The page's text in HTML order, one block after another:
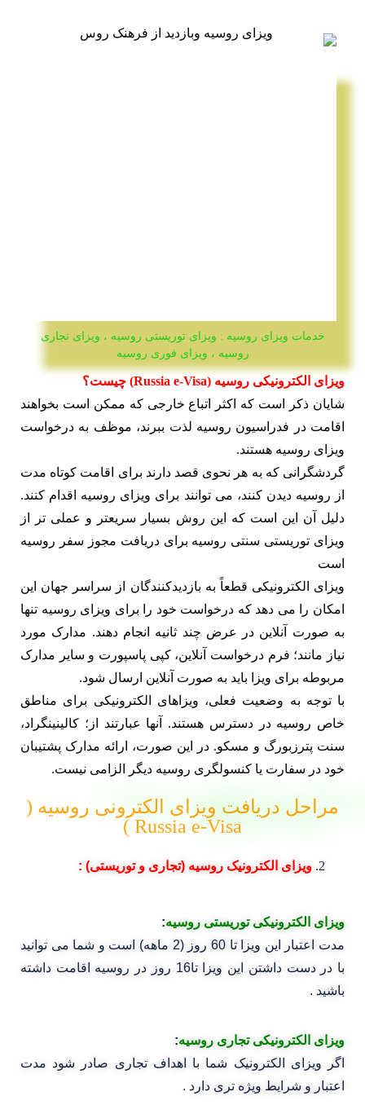
خدمات ویزای روسیه : ویزای توریستی روسیه ، ویزای تجاری
روسیه ، ویزای فوری روسیه
ویزای الکترونیکی روسیه (Russia e-Visa) چیست؟
شایان ذکر است که اکثر اتباع خارجی که ممکن است بخواهند
اقامت در فدراسیون روسیه لذت ببرند، موظف به درخواست
ویزای روسیه هستند.
گردشگرانی که به هر نحوی قصد دارند برای اقامت کوتاه مدت
از روسیه دیدن کنند، می توانند برای ویزای روسیه اقدام کنند.
دلیل آن این است که این روش بسیار سریعتر و عملی تر از
ویزای توریستی سنتی روسیه برای دریافت مجوز سفر روسیه
است
ویزای الکترونیکی قطعاً به بازدیدکنندگان از سراسر جهان این
امکان را می دهد که درخواست خود را برای ویزای روسیه تنها
به صورت آنلاین در عرض چند ثانیه انجام دهند. مدارک مورد
نیاز مانند؛ فرم درخواست آنلاین، کپی پاسپورت و سایر مدارک
مربوطه برای ویزا باید به صورت آنلاین ارسال شود.
با توجه به وضعیت فعلی، ویزاهای الکترونیکی برای مناطق
خاص روسیه در دسترس هستند. آنها عبارتند از؛ کالینینگراد،
سنت پترزبورگ و مسکو. در این صورت، ارائه مدارک پشتیبان
خود در سفارت یا کنسولگری روسیه دیگر الزامی نیست.
مراحل دریافت ویزای الکترونی روسیه (
Russia e-Visa )
ویزای الکترونیک روسیه (تجاری و توریستی) :
ویزای الکترونیکی توریستی روسیه:
مدت اعتبار این ویزا تا 60 روز (2 ماهه) است و شما می توانید
با در دست داشتن این ویزا تا16 روز در روسیه اقامت داشته
باشید .
ویزای الکترونیکی تجاری روسیه:
اگر ویزای الکترونیک شما با اهداف تجاری صادر شود مدت
اعتبار و شرایط ویژه تری دارد .